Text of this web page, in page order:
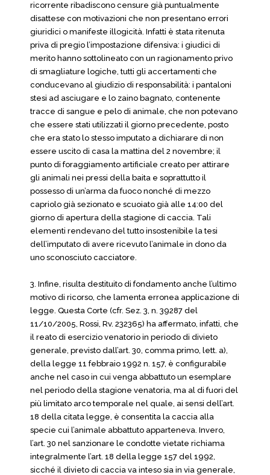
ricorrente ribadiscono censure già puntualmente
disattese con motivazioni che non presentano errori
giuridici o manifeste illogicità. Infatti è stata ritenuta
priva di pregio l’impostazione difensiva: i giudici di
merito hanno sottolineato con un ragionamento privo
di smagliature logiche, tutti gli accertamenti che
conducevano al giudizio di responsabilità: i pantaloni
stesi ad asciugare e lo zaino bagnato, contenente
tracce di sangue e pelo di animale, che non potevano
che essere stati utilizzati il giorno precedente, posto
che era stato lo stesso imputato a dichiarare di non
essere uscito di casa la mattina del 2 novembre; il
punto di foraggiamento artificiale creato per attirare
gli animali nei pressi della baita e soprattutto il
possesso di un’arma da fuoco nonché di mezzo
capriolo già sezionato e scuoiato già alle 14:00 del
giorno di apertura della stagione di caccia. Tali
elementi rendevano del tutto insostenibile la tesi
dell’imputato di avere ricevuto l’animale in dono da
uno sconosciuto cacciatore.
3. Infine, risulta destituito di fondamento anche l’ultimo
motivo di ricorso, che lamenta erronea applicazione di
legge. Questa Corte (cfr. Sez. 3, n. 39287 del
11/10/2005, Rossi, Rv. 232365) ha affermato, infatti, che
il reato di esercizio venatorio in periodo di divieto
generale, previsto dall’art. 30, comma primo, lett. a),
della legge 11 febbraio 1992 n. 157, è configurabile
anche nel caso in cui venga abbattuto un esemplare
nel periodo della stagione venatoria, ma al di fuori del
più limitato arco temporale nel quale, ai sensi dell’art.
18 della citata legge, è consentita la caccia alla
specie cui l’animale abbattuto apparteneva. Invero,
l’art. 30 nel sanzionare le condotte vietate richiama
integralmente l’art. 18 della legge 157 del 1992,
sicché il divieto di caccia va inteso sia in via generale,